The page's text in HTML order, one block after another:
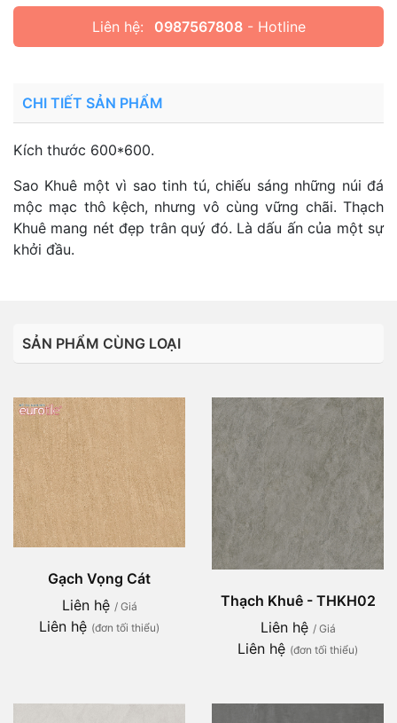
Liên hệ: 0987567808- Hotline
CHI TIẾT SẢN PHẨM
Kích thước 600*600.
Sao Khuê một vì sao tinh tú, chiếu sáng những núi đá
mộc mạc thô kệch, nhưng vô cùng vững chãi. Thạch
Khuê mang nét đẹp trân quý đó. Là dấu ấn của một sự
khởi đầu.
SẢN PHẨM CÙNG LOẠI
Gạch Vọng Cát
Liên hệ / Giá
Liên hệ (đơn tối thiểu)
Thạch Khuê - THKH02
Liên hệ / Giá
Liên hệ (đơn tối thiểu)